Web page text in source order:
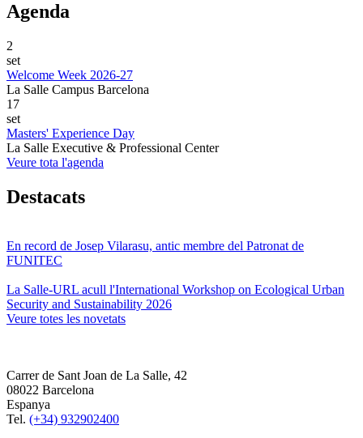
Agenda
2
set
Welcome Week 2026-27
La Salle Campus Barcelona
17
set
Masters' Experience Day
La Salle Executive & Professional Center
Veure tota l'agenda
Destacats
En record de Josep Vilarasu, antic membre del Patronat de
FUNITEC
La Salle-URL acull l'International Workshop on Ecological Urban
Security and Sustainability 2026
Veure totes les novetats
Carrer de Sant Joan de La Salle, 42
08022 Barcelona
Espanya
Tel. (+34) 932902400